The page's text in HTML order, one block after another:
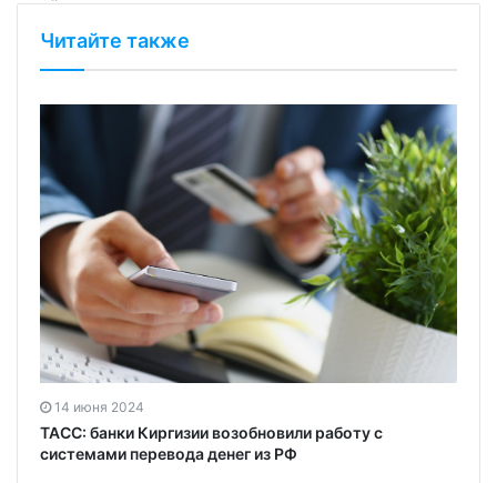
Читайте также
14 июня 2024
ТАСС: банки Киргизии возобновили работу с
системами перевода денег из РФ